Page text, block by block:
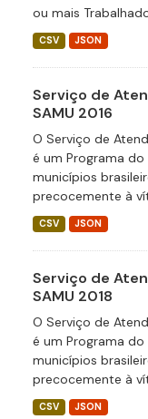
ou mais
CSV JSON
Serviço de
SAMU 2016
O Serviço de
é um Programa
municípios
precocemente à
CSV JSON
Serviço de
SAMU 2018
O Serviço de
é um Programa
municípios
precocemente à
CSV JSON